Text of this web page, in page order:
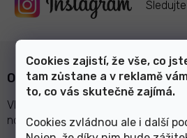
Cookies zajistí, že vše, co
tam zůstane a v reklamě
to, co vás skutečně zajímá.
Cookies zvládnou ale i další
Odebírat newsletter
Vložte svůj e-mail a my vám
nových produktech na našem e-